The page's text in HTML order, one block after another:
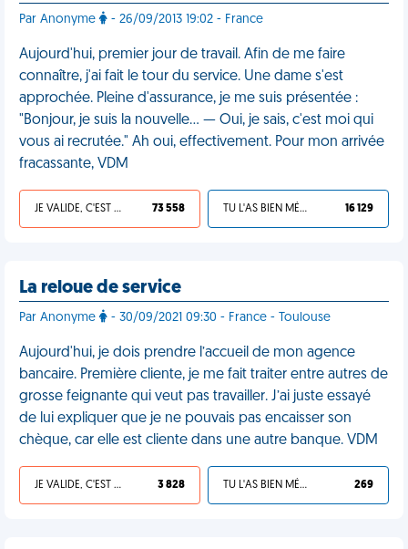
Par Anonyme - 26/09/2013 19:02 - France
Aujourd'hui, premier jour de travail. Afin de me faire
connaître, j'ai fait le tour du service. Une dame s'est
approchée. Pleine d'assurance, je me suis présentée :
"Bonjour, je suis la nouvelle… — Oui, je sais, c'est moi qui
vous ai recrutée." Ah oui, effectivement. Pour mon arrivée
fracassante, VDM
JE VALIDE, C'EST UNE VDM 73 558 TU L'AS BIEN MÉRITÉ 16 129
La reloue de service
Par Anonyme - 30/09/2021 09:30 - France - Toulouse
Aujourd'hui, je dois prendre l’accueil de mon agence
bancaire. Première cliente, je me fait traiter entre autres de
grosse feignante qui veut pas travailler. J’ai juste essayé
de lui expliquer que je ne pouvais pas encaisser son
chèque, car elle est cliente dans une autre banque. VDM
JE VALIDE, C'EST UNE VDM 3 828 TU L'AS BIEN MÉRITÉ 269